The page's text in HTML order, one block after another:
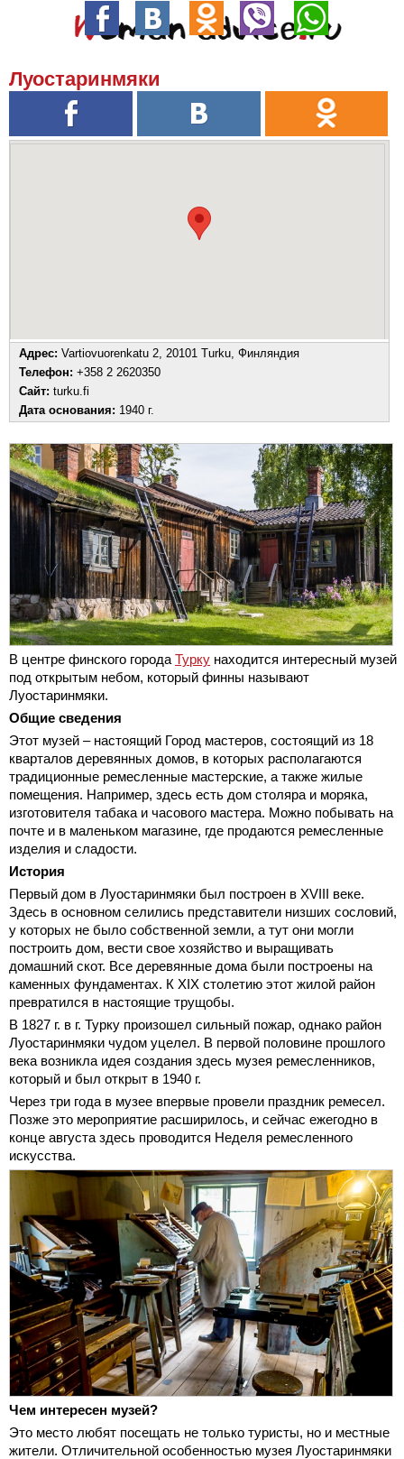
Луостаринмяки
Адрес: Vartiovuorenkatu 2, 20101 Turku, Финляндия
Телефон: +358 2 2620350
Сайт: turku.fi
Дата основания: 1940 г.
В центре финского города Турку находится интересный музей
под открытым небом, который финны называют
Луостаринмяки.
Общие сведения
Этот музей – настоящий Город мастеров, состоящий из 18
кварталов деревянных домов, в которых располагаются
традиционные ремесленные мастерские, а также жилые
помещения. Например, здесь есть дом столяра и моряка,
изготовителя табака и часового мастера. Можно побывать на
почте и в маленьком магазине, где продаются ремесленные
изделия и сладости.
История
Первый дом в Луостаринмяки был построен в XVIII веке.
Здесь в основном селились представители низших сословий,
у которых не было собственной земли, а тут они могли
построить дом, вести свое хозяйство и выращивать
домашний скот. Все деревянные дома были построены на
каменных фундаментах. К XIX столетию этот жилой район
превратился в настоящие трущобы.
В 1827 г. в г. Турку произошел сильный пожар, однако район
Луостаринмяки чудом уцелел. В первой половине прошлого
века возникла идея создания здесь музея ремесленников,
который и был открыт в 1940 г.
Через три года в музее впервые провели праздник ремесел.
Позже это мероприятие расширилось, и сейчас ежегодно в
конце августа здесь проводится Неделя ремесленного
искусства.
Чем интересен музей?
Это место любят посещать не только туристы, но и местные
жители. Отличительной особенностью музея Луостаринмяки